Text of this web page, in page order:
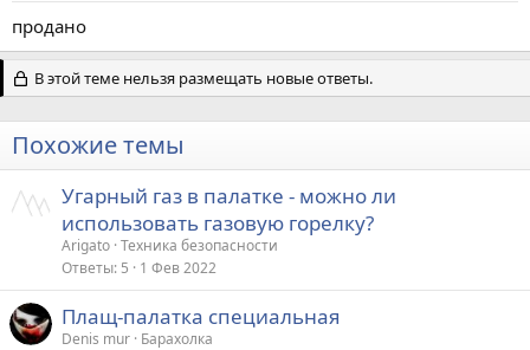
продано
В этой теме нельзя размещать новые ответы.
Похожие темы
Угарный газ в палатке - можно ли
использовать газовую горелку?
Arigato Техника безопасности
Ответы 5 1 Фев 2022
Плащ-палатка специальная
Denis mur Барахолка